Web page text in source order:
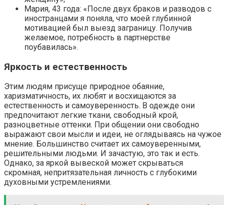
Мария, 43 года: «После двух браков и разводов с
иностранцами я поняла, что моей глубинной
мотивацией был выезд заграницу. Получив
желаемое, потребность в партнерстве
поубавилась».
Яркость и естественность
Этим людям присуще природное обаяние,
харизматичность, их любят и восхищаются за
естественность и самоуверенность. В одежде они
предпочитают легкие ткани, свободный крой,
разноцветные оттенки. При общении они свободно
выражают свои мысли и идеи, не оглядываясь на чужое
мнение. Большинство считает их самоуверенными,
решительными людьми. И зачастую, это так и есть.
Однако, за яркой вывеской может скрываться
скромная, непритязательная личность с глубокими
духовными устремлениями.